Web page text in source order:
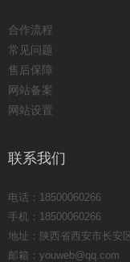
合作流程
常见问题
售后保障
网站备案
网站设置
联系我们
电话：18500060266
手机：18500060266
地址：陕西省西安市长安
邮箱：youweb@qq.com